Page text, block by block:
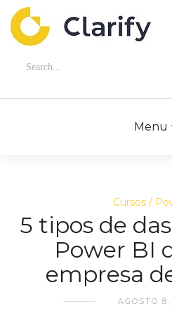
Menu
Cursos
5 tipos de
Power BI
empresa
AGOSTO